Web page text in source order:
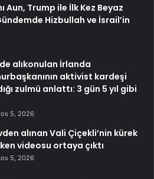
Aun, Trump ile İlk Kez Beyaz
Hizbullah ve İsrail’in
alıkonulan İrlanda
aktivist kardeşi
zulmü anlattı: 3 gün 5 yıl gibi
5, 2026
alınan Vali Çiçekli’nin kürek
videosu ortaya çıktı
5, 2026